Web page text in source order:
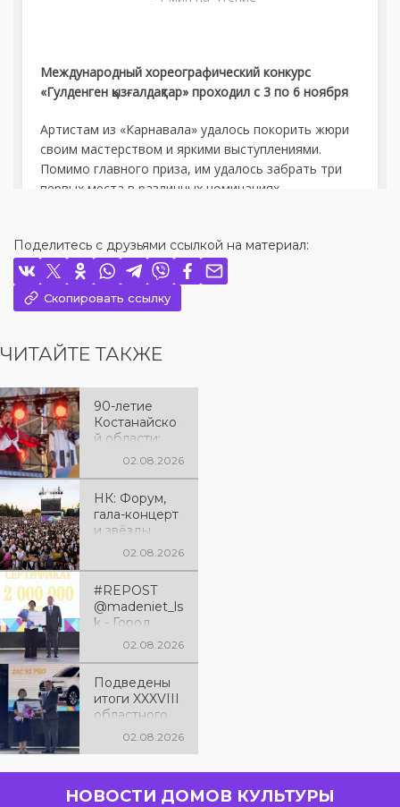
Поделитесь с друзьями ссылкой на материал:
Скопировать ссылку
ЧИТАЙТЕ ТАКЖЕ
90-летие
Костанайско
й области:
праздничный
песнями и
яркими
впечатления
02.08.2026
НК: Форум,
гала-концерт
и звёзды
эстрады: как
Костанайско
й области
02.08.2026
#REPOST
@madeniet_ls
k - Город
Лисаковск
XXXVIII
областном
фестивале
художествен
ной
«Өнеріміз
02.08.2026
Подведены
итоги XXXVIII
областного
смотра-
Қазақстан!»
02.08.2026
НОВОСТИ ДОМОВ КУЛЬТУРЫ